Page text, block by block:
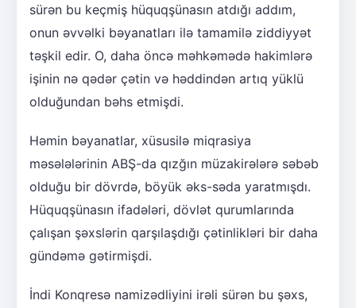
sürən bu keçmiş hüquqşünasın atdığı addım,
onun əvvəlki bəyanatları ilə tamamilə ziddiyyət
təşkil edir. O, daha öncə məhkəmədə hakimlərə
işinin nə qədər çətin və həddindən artıq yüklü
olduğundan bəhs etmişdi.
Həmin bəyanatlar, xüsusilə miqrasiya
məsələlərinin ABŞ-da qızğın müzakirələrə səbəb
olduğu bir dövrdə, böyük əks-səda yaratmışdı.
Hüquqşünasın ifadələri, dövlət qurumlarında
çalışan şəxslərin qarşılaşdığı çətinlikləri bir daha
gündəmə gətirmişdi.
İndi Konqresə namizədliyini irəli sürən bu şəxs,